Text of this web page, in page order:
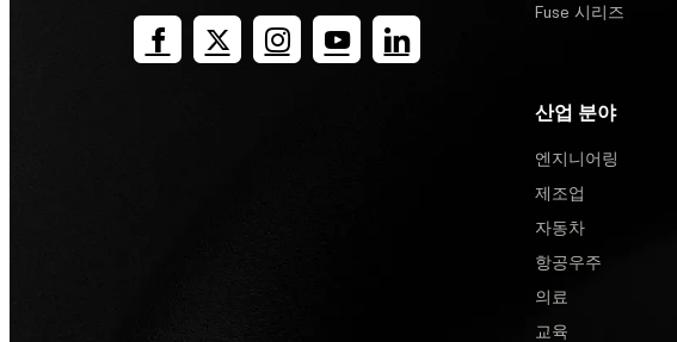
Fuse 시리즈
산업 분야
엔지니어링
제조업
자동차
항공우주
의료
교육